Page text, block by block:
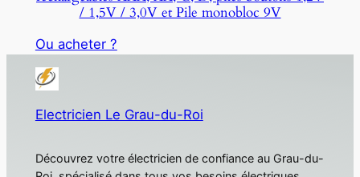
/ 1,5V / 3,0V et Pile monobloc 9V
Ou acheter ?
Electricien Le Grau-du-Roi
Découvrez votre électricien de confiance au Grau-du-